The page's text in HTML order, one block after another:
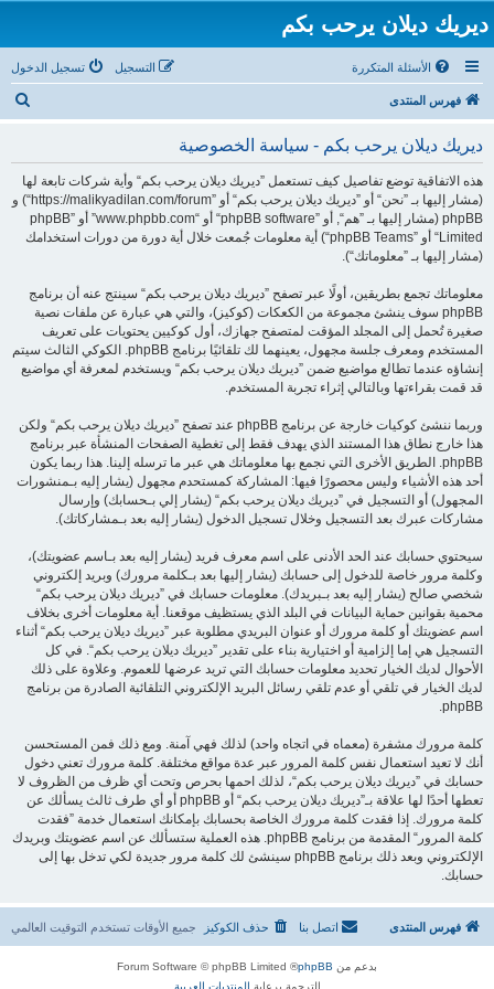
ديريك ديلان يرحب بكم
الأسئلة المتكررة تسجيل الدخول التسجيل
فهرس المنتدى
ديريك ديلان يرحب بكم - سياسة الخصوصية
هذه الاتفاقية توضع تفاصيل كيف تستعمل ”ديريك ديلان يرحب بكم“ وأية شركات تابعة لها
(مشار إليها بـ ”نحن“ أو ”ديريك ديلان يرحب بكم“ أو ”https://malikyadilan.com/forum“) و
phpBB (مشار إليها بـ ”هم“, أو ”phpBB software“ أو “www.phpbb.com” أو ”phpBB
Limited“ أو ”phpBB Teams“) أية معلومات جُمعت خلال أية دورة من دورات استخدامك
(مشار إليها بـ ”معلوماتك“).
معلوماتك تجمع بطريقين، أولًا عبر تصفح ”ديريك ديلان يرحب بكم“ سينتج عنه أن برنامج
phpBB سوف ينشئ مجموعة من الكعكات (كوكيز)، والتي هي عبارة عن ملفات نصية
صغيرة تُحمل إلى المجلد المؤقت لمتصفح جهازك، أول كوكيين يحتويات على تعريف
المستخدم ومعرف جلسة مجهول، يعينهما لك تلقائيًا برنامج phpBB. الكوكي الثالث سيتم
إنشاؤه عندما تطالع مواضيع ضمن ”ديريك ديلان يرحب بكم“ ويستخدم لمعرفة أي مواضيع
قد قمت بقراءتها وبالتالي إثراء تجربة المستخدم.
وربما ننشئ كوكيات خارجة عن برنامج phpBB عند تصفح ”ديريك ديلان يرحب بكم“ ولكن
هذا خارج نطاق هذا المستند الذي يهدف فقط إلى تغطية الصفحات المنشأة عبر برنامج
phpBB. الطريق الأخرى التي نجمع بها معلوماتك هي عبر ما ترسله إلينا. هذا ربما يكون
أحد هذه الأشياء وليس محصورًا فيها: المشاركة كمستحدم مجهول (يشار إليه بـمنشورات
المجهول) أو التسجيل في ”ديريك ديلان يرحب بكم“ (يشار إلي بـحسابك) وإرسال
مشاركات عبرك بعد التسجيل وخلال تسجيل الدخول (يشار إليه بعد بـمشاركاتك).
سيحتوي حسابك عند الحد الأدنى على اسم معرف فريد (يشار إليه بعد بـاسم عضويتك)،
وكلمة مرور خاصة للدخول إلى حسابك (يشار إليها بعد بـكلمة مرورك) وبريد إلكتروني
شخصي صالح (يشار إليه بعد بـبريدك). معلومات حسابك في ”ديريك ديلان يرحب بكم“
محمية بقوانين حماية البيانات في البلد الذي يستظيف موقعنا. أية معلومات أخرى بخلاف
اسم عضويتك أو كلمة مرورك أو عنوان البريدي مطلوبة عبر ”ديريك ديلان يرحب بكم“ أثناء
التسجيل هي إما إلزامية أو اختيارية بناء على تقدير ”ديريك ديلان يرحب بكم“. في كل
الأحوال لديك الخيار تحديد معلومات حسابك التي تريد عرضها للعموم. وعلاوة على ذلك
لديك الخيار في تلقي أو عدم تلقي رسائل البريد الإلكتروني التلقائية الصادرة من برنامج
phpBB.
كلمة مرورك مشفرة (معماه في اتجاه واحد) لذلك فهي آمنة. ومع ذلك فمن المستحسن
أنك لا تعيد استعمال نفس كلمة المرور عبر عدة مواقع مختلفة. كلمة مرورك تعني دخول
حسابك في ”ديريك ديلان يرحب بكم“، لذلك احمها بحرص وتحت أي ظرف من الظروف لا
تعطها أحدًا لها علاقة بـ”ديريك ديلان يرحب بكم“ أو phpBB أو أي طرف ثالث يسألك عن
كلمة مرورك. إذا فقدت كلمة مرورك الخاصة بحسابك بإمكانك استعمال خدمة ”فقدت
كلمة المرور“ المقدمة من برنامج phpBB. هذه العملية ستسألك عن اسم عضويتك وبريدك
الإلكتروني وبعد ذلك برنامج phpBB سينشئ لك كلمة مرور جديدة لكي تدخل بها إلى
حسابك.
فهرس المنتدى جميع الأوقات تستخدم التوقيت العالمي حذف الكوكيز اتصل بنا
بدعم من phpBB
® Forum Software © phpBB Limited
الترجمة برعاية المنتديات العربية